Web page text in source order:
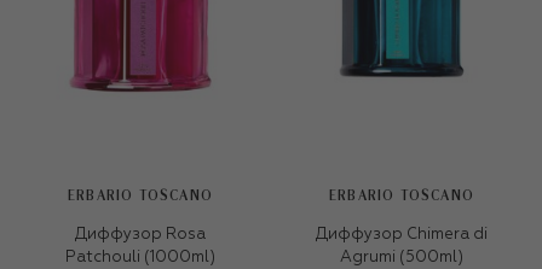
ERBARIO TOSCANO
Диффузор Rosa
Patchouli (1000ml)
ERBARIO TOSCANO
Диффузор Chimera di
Agrumi (500ml)